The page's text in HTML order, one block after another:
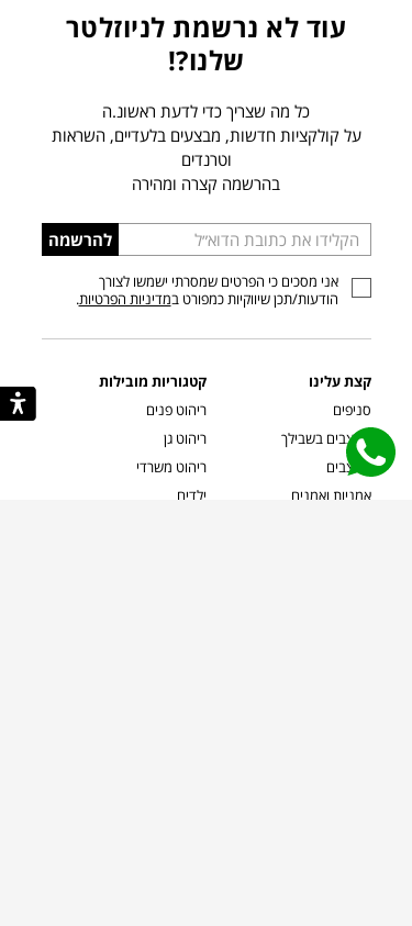
עוד לא נרשמת לניוזלטר
שלנו?!
כל מה שצריך כדי לדעת ראשונ.ה
על קולקציות חדשות, מבצעים בלעדיים, השראות
וטרנדים
בהרשמה קצרה ומהירה
הכניסו
כתובת
דוא”ל
להרשמה
אני מסכים כי הפרטים שמסרתי ישמשו לצורך
הודעות/תכן שיווקיות כמפורט במדיניות הפרטיות.
קצת עלינו
סניפים
מעצבים בשבילך
מעצבים
אמניות ואמנים
קטגוריות מובילות
ריהוט פנים
ריהוט גן
ריהוט משרדי
ילדים